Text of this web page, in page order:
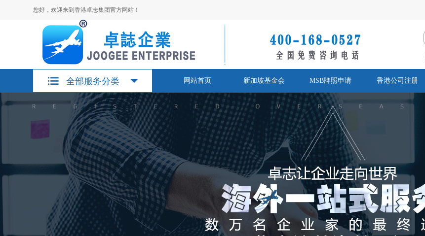
您好，欢迎来到香港卓志集团官方网站！
全部服务分类 网站首页 新加坡基金会 MSB牌照申请 香港公司注册